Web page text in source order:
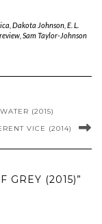
Dakota Johnson, E. L.
review Sam Taylor-Johnson
(2015)
VICE (2014)
GREY (2015)”